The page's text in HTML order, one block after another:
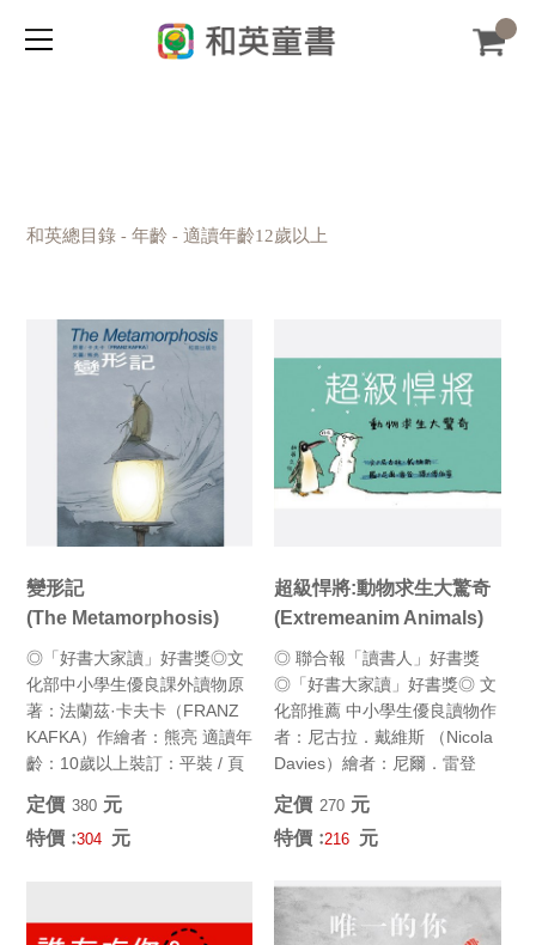
和英總目錄 -年齡 -適讀年齡12歲以上
變形記
(The Metamorphosis)
◎「好書大家讀」好書獎◎文
化部中小學生優良課外讀物原
著：法蘭茲·卡夫卡（FRANZ
KAFKA）作繪者：熊亮 適讀年
齡：10歲以上裝訂：平裝 / 頁
定價﹕380 元
特價﹕304 元
超級悍將:動物求生大驚奇
(Extremeanim Animals)
◎ 聯合報「讀書人」好書獎
◎「好書大家讀」好書獎◎ 文
化部推薦 中小學生優良讀物作
者：尼古拉．戴維斯 （Nicola
Davies）繪者：尼爾．雷登
定價﹕270 元
特價﹕216 元